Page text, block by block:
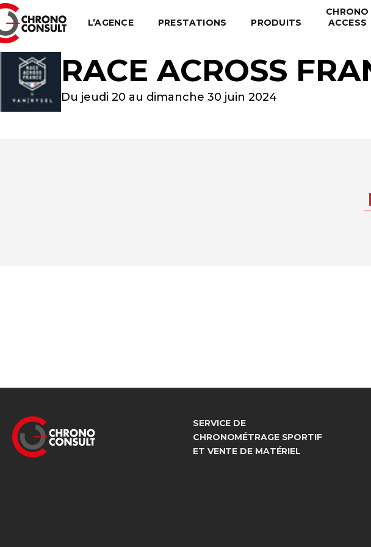
L’AGENCE PRESTATIONS PRODUITS
CHRONO
ACCESS
RACE ACROSS
Du jeudi 20 au dimanche 30 juin 2024
SERVICE DE
CHRONOMÉTRAGE SPORTIF
ET VENTE DE MATÉRIEL